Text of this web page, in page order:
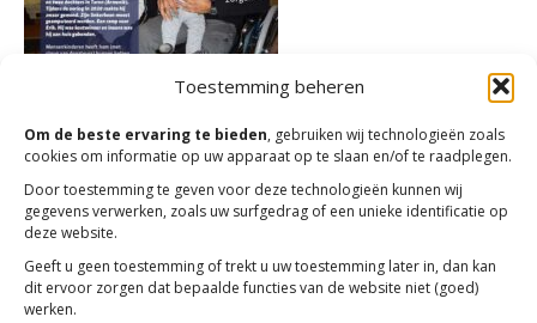
Toestemming beheren
Om de beste ervaring te bieden, gebruiken wij technologieën zoals
cookies om informatie op uw apparaat op te slaan en/of te raadplegen.
Door toestemming te geven voor deze technologieën kunnen wij
gegevens verwerken, zoals uw surfgedrag of een unieke identificatie op
deze website.
Geeft u geen toestemming of trekt u uw toestemming later in, dan kan
dit ervoor zorgen dat bepaalde functies van de website niet (goed)
werken.